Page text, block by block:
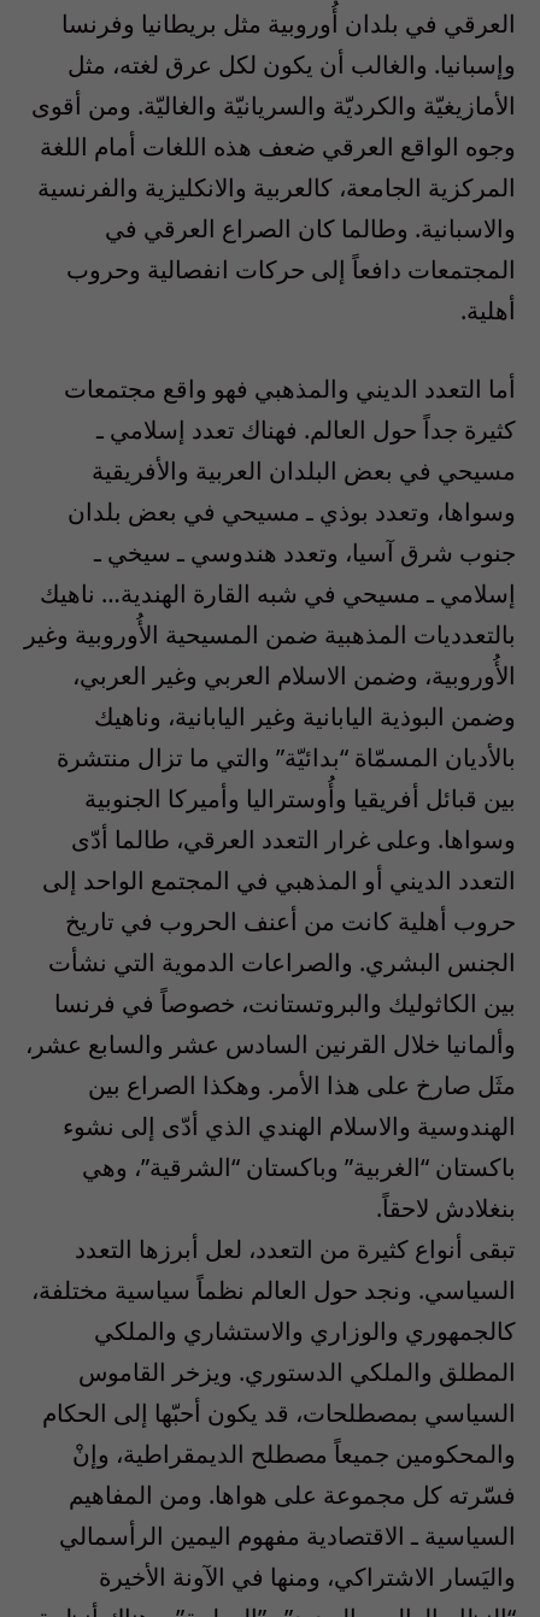
العرقي في بلدان أُوروبية مثل بريطانيا وفرنسا
وإسبانيا. والغالب أن يكون لكل عرق لغته، مثل
الأمازيغيّة والكرديّة والسريانيّة والغاليّة. ومن أقوى
وجوه الواقع العرقي ضعف هذه اللغات أمام اللغة
المركزية الجامعة، كالعربية والانكليزية والفرنسية
والاسبانية. وطالما كان الصراع العرقي في
المجتمعات دافعاً إلى حركات انفصالية وحروب
أهلية.
أما التعدد الديني والمذهبي فهو واقع مجتمعات
كثيرة جداً حول العالم. فهناك تعدد إسلامي ـ
مسيحي في بعض البلدان العربية والأفريقية
وسواها، وتعدد بوذي ـ مسيحي في بعض بلدان
جنوب شرق آسيا، وتعدد هندوسي ـ سيخي ـ
إسلامي ـ مسيحي في شبه القارة الهندية… ناهيك
بالتعدديات المذهبية ضمن المسيحية الأُوروبية وغير
الأُوروبية، وضمن الاسلام العربي وغير العربي،
وضمن البوذية اليابانية وغير اليابانية، وناهيك
بالأديان المسمّاة “بدائيّة” والتي ما تزال منتشرة
بين قبائل أفريقيا وأُوستراليا وأميركا الجنوبية
وسواها. وعلى غرار التعدد العرقي، طالما أدّى
التعدد الديني أو المذهبي في المجتمع الواحد إلى
حروب أهلية كانت من أعنف الحروب في تاريخ
الجنس البشري. والصراعات الدموية التي نشأت
بين الكاثوليك والبروتستانت، خصوصاً في فرنسا
وألمانيا خلال القرنين السادس عشر والسابع عشر،
مثَل صارخ على هذا الأمر. وهكذا الصراع بين
الهندوسية والاسلام الهندي الذي أدّى إلى نشوء
باكستان “الغربية” وباكستان “الشرقية”، وهي
بنغلادش لاحقاً.
تبقى أنواع كثيرة من التعدد، لعل أبرزها التعدد
السياسي. ونجد حول العالم نظماً سياسية مختلفة،
كالجمهوري والوزاري والاستشاري والملكي
المطلق والملكي الدستوري. ويزخر القاموس
السياسي بمصطلحات، قد يكون أحبّها إلى الحكام
والمحكومين جميعاً مصطلح الديمقراطية، وإنْ
فسّرته كل مجموعة على هواها. ومن المفاهيم
السياسية ـ الاقتصادية مفهوم اليمين الرأسمالي
واليَسار الاشتراكي، ومنها في الآونة الأخيرة